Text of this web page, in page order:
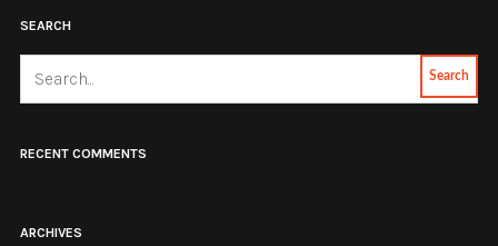
SEARCH
Search
RECENT COMMENTS
ARCHIVES